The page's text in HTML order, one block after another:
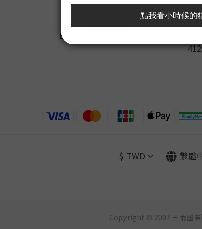
Bussiness opportunity
$ TWD 繁體
Copyright © 2007 三雨國際